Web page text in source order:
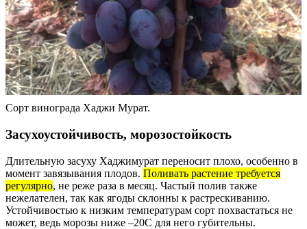
Сорт винограда Хаджи Мурат.
Засухоустойчивость, морозостойкость
Длительную засуху Хаджимурат переносит плохо, особенно в
момент завязывания плодов. Поливать растение требуется
регулярно, не реже раза в месяц. Частый полив также
нежелателен, так как ягоды склонны к растрескиванию.
Устойчивостью к низким температурам сорт похвастаться не
может, ведь морозы ниже –20С для него губительны.